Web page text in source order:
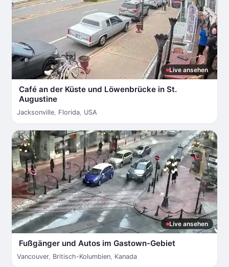
Live ansehen
Café an der Küste und Löwenbrücke in St.
Augustine
Jacksonville, Florida, USA
Live ansehen
Fußgänger und Autos im Gastown-Gebiet
Vancouver, Britisch-Kolumbien, Kanada